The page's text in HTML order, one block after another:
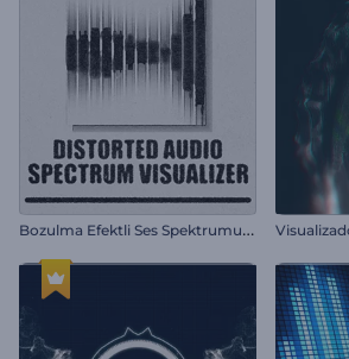
B
ozulma Efektli Ses Spektrumu Görselleştirici